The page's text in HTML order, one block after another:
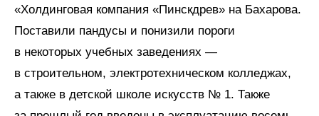
«Холдинговая компания «Пинскдрев» на Бахарова.
Поставили пандусы и понизили пороги
в некоторых учебных заведениях —
в строительном, электротехническом колледжах,
а также в детской школе искусств № 1. Также